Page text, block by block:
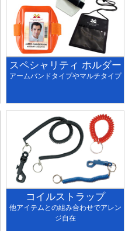
スペシャリティ ホルダー
アームバンドタイプやマルチタイプ
コイルストラップ
他アイテムとの組み合わせでアレン
ジ自在